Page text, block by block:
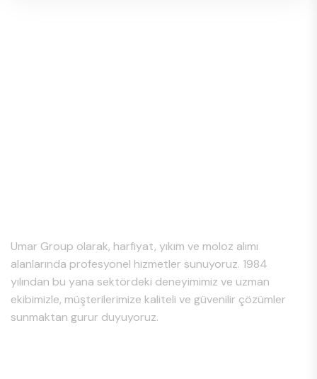
Umar Group olarak, harfiyat, yıkım ve moloz alımı
alanlarında profesyonel hizmetler sunuyoruz. 1984
yılından bu yana sektördeki deneyimimiz ve uzman
ekibimizle, müşterilerimize kaliteli ve güvenilir çözümler
sunmaktan gurur duyuyoruz.